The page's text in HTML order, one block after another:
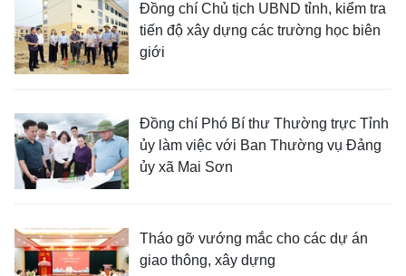
Đồng chí Chủ tịch UBND tỉnh, kiểm tra
tiến độ xây dựng các trường học biên
giới
Đồng chí Phó Bí thư Thường trực Tỉnh
ủy làm việc với Ban Thường vụ Đảng
ủy xã Mai Sơn
Tháo gỡ vướng mắc cho các dự án
giao thông, xây dựng